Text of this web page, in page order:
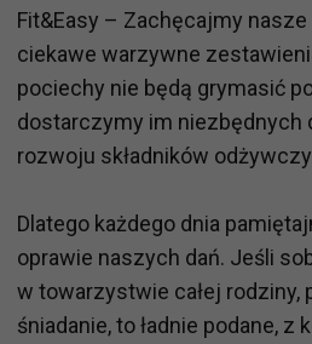
Fit&Easy – Zachęcajmy
ciekawe warzywne
pociechy nie będą grymasić
dostarczymy im niezbędnych
rozwoju składników
Dlatego każdego dnia
oprawie naszych dań. Jeśli
w towarzystwie całej rodziny,
śniadanie, to ładnie podane, z